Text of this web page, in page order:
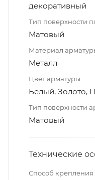
декоративный
Тип поверхности
Матовый
Материал
Металл
Цвет арматуры
Белый, Золото,
Тип поверхности
Матовый
Технические
Способ крепления